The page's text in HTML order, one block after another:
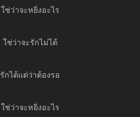
ใช่ว่าจะหยิ่งอะไร
ใช่ว่าจะรักไม่ได้
รักได้แต่ว่าต้องรอ
ใช่ว่าจะหยิ่งอะไร